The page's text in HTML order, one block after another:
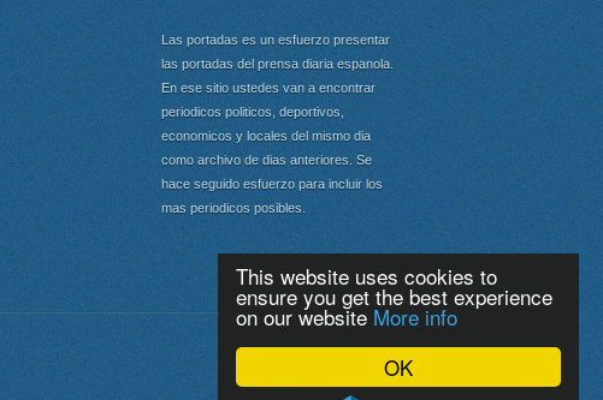
OK
This website uses cookies to
ensure you get the best experience
on our website More info
Las portadas es un esfuerzo presentar
las portadas del prensa diaria espanola.
En ese sitio ustedes van a encontrar
periodicos politicos, deportivos,
economicos y locales del mismo dia
como archivo de dias anteriores. Se
hace seguido esfuerzo para incluir los
mas periodicos posibles.